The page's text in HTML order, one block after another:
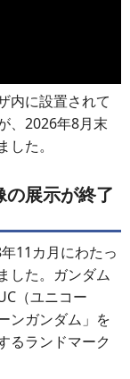
内に設置されて
、2026年8月末
た。
展示が終了
11カ月にわたっ
した。ガンダム
（ユニコー
ンガンダム」を
るランドマーク